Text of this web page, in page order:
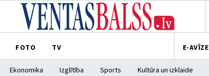
FOTO TV E-AVĪZE
Ekonomika Izglītība Sports Kultūra un izklaide